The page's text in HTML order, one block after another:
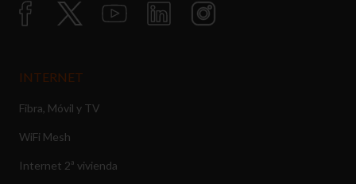
INTERNET
Fibra, Móvil y TV
WiFi Mesh
Internet 2ª vivienda